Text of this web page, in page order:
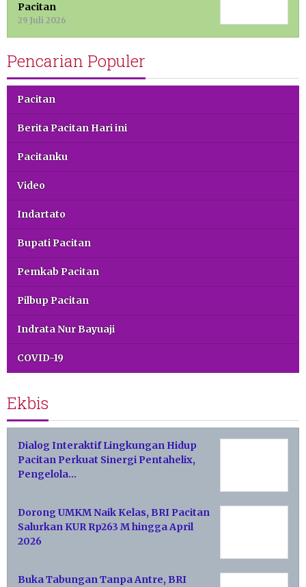
Pacitan
29 Juli 2026
Pencarian Populer
Pacitan
Berita Pacitan Hari ini
Pacitanku
Video
Indartato
Bupati Pacitan
Pemkab Pacitan
Pilbup Pacitan
Indrata Nur Bayuaji
COVID-19
Ekbis
Dialog Interaktif Lingkungan Hidup
Pacitan Perkuat Sinergi Pentahelix,
Pengelola…
Dorong UMKM Naik Kelas, BRI Pacitan
Salurkan KUR Rp263 M hingga April
2026
Buka Tabungan Tanpa Antre, BRI